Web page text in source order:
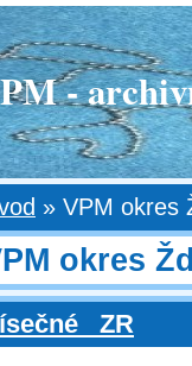
-
» VPM okres
okres
_ZR